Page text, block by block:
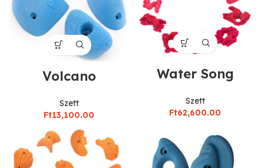
Volcano
Szett
Ft13,100.00
Water Song
Szett
Ft62,600.00